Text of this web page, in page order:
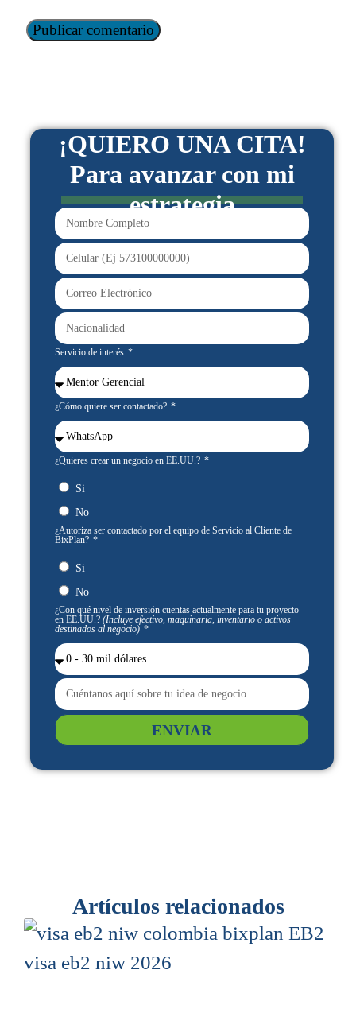
¡QUIERO UNA CITA!
Para avanzar con mi
estrategia
Servicio de interés
¿Cómo quiere ser contactado?
¿Quieres crear un negocio en EE.UU.?
Si
No
¿Autoriza ser contactado por el equipo de Servicio al Cliente de
BixPlan?
Si
No
¿Con qué nivel de inversión cuentas actualmente para tu proyecto
en EE.UU.? (Incluye efectivo, maquinaria, inventario o activos
destinados al negocio)
ENVIAR
Artículos relacionados